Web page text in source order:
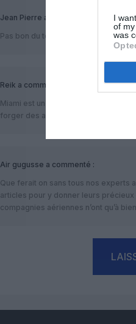
I
of
was
Jean Pierre a commenté :
Pas bon du tout d’ouvrir un Paris –
Reik a commenté :
Miami est un gros hub pour
forger des accords.
Air gugusse a commenté :
Que ferait on sans tous nos experts
articles pour y donner leurs
compagnies aériennes n’ont qu’à